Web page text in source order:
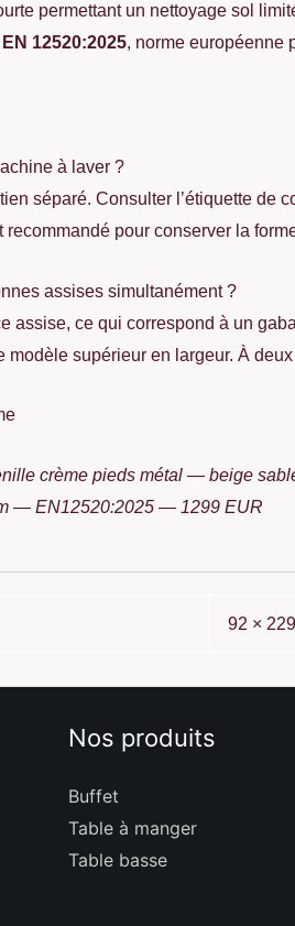
permettant un nettoyage sol
EN 12520:2025, norme européenne
à laver ?
séparé. Consulter l’étiquette
pour conserver la
assises simultanément ?
assise, ce qui correspond à un
supérieur en largeur. À
crème pieds métal — beige
— EN12520:2025 — 1299 EUR
92 ×
Nos produits
Buffet
Table à manger
Table basse